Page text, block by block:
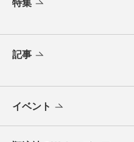
記事
イベント